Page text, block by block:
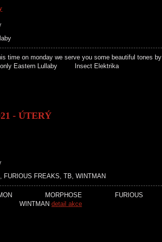
time on monday we serve you some beautiful tones by
and only Eastern Lullaby Insect Elektrika
- ÚTERÝ
FURIOUS FREAKS, TB, WINTMAN
SIMON MORPHOSE FURIOUS
detail akce